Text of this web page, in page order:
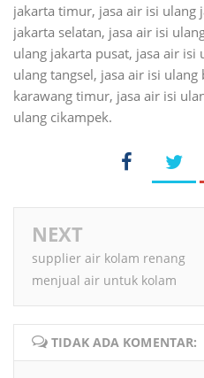
jakarta timur, jasa air isi ulang
jakarta selatan, jasa air isi
ulang jakarta pusat, jasa air isi
ulang tangsel, jasa air isi
karawang timur, jasa air isi
ulang cikampek.
NEXT
supplier air kolam renang
menjual air untuk kolam
TIDAK ADA KOMENTAR: